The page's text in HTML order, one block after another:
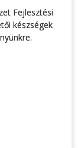
Fejlesztési
készségek